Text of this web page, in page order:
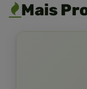
Mais